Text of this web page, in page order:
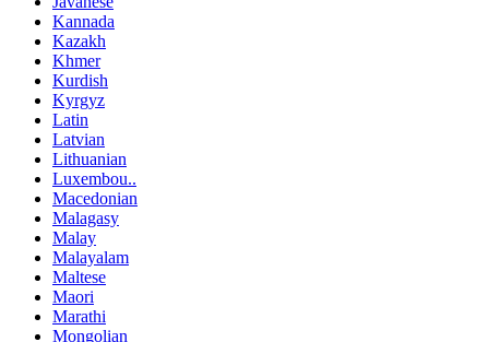
Kannada
Kazakh
Khmer
Kurdish
Kyrgyz
Latin
Latvian
Lithuanian
Luxembou..
Macedonian
Malagasy
Malay
Malayalam
Maltese
Maori
Marathi
Mongolian